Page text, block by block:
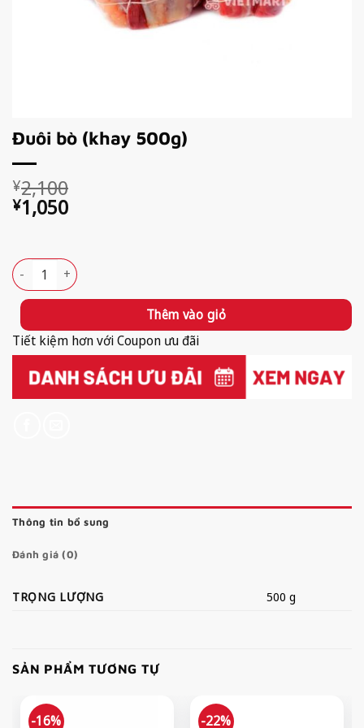
Đuôi bò (khay 500g)
¥2,100
Giá
gốc
¥1,050
Giá
hiện
tại
¥1,050.
Đuôi bò (khay 500g) số lượng
Thêm vào giỏ
Tiết kiệm hơn với Coupon ưu đãi
Thông tin bổ sung
Đánh giá (0)
TRỌNG LƯỢNG 500 g
SẢN PHẨM TƯƠNG TỰ
-16% -22%